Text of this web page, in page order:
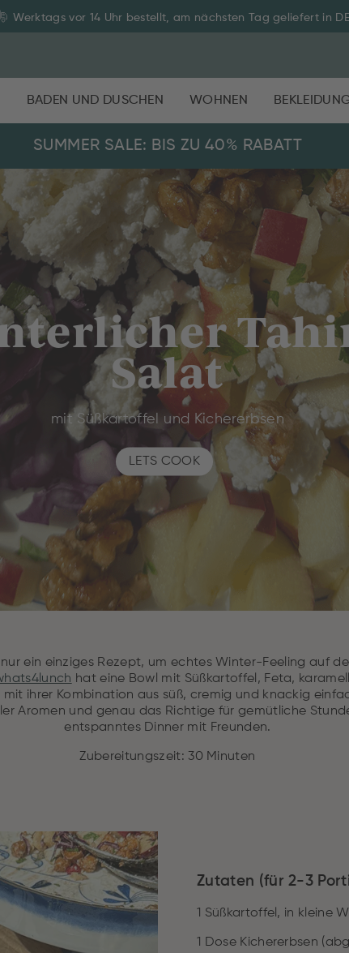
Werktags vor 14 Uhr bestellt, am nächsten Tag geliefert in DE
BADEN UND DUSCHEN WOHNEN
SUMMER SALE: BIS ZU 40% RABATT
Salat
mit Süßkartoffel und Kichererbsen
LETS COOK
ein einziges Rezept, um echtes Winter-Feeling auf
hat eine Bowl mit Süßkartoffel, Feta,
ihrer Kombination aus süß, cremig und knackig
Aromen und genau das Richtige für gemütliche
entspanntes Dinner mit Freunden.
Zubereitungszeit: 30 Minuten
Zutaten (für 2-3
1 Süßkartoffel, in kleine
1 Dose Kichererbsen